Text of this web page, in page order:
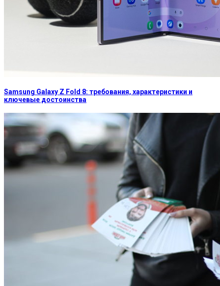
Samsung Galaxy Z Fold 8: требования, характеристики и
ключевые достоинства